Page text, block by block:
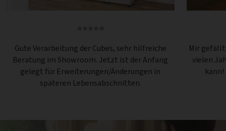
⭐⭐⭐⭐⭐
Gute Verarbeitung der Cubes, sehr hilfreiche
Beratung im Showroom. Jetzt ist der Anfang
gelegt für Erweiterungen/Änderungen in
späteren Lebensabschnitten.
Mir gefällt
vielen